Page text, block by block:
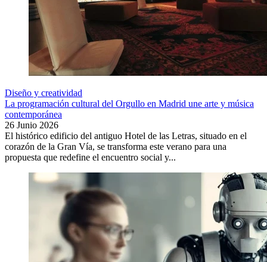
Diseño y creatividad
La programación cultural del Orgullo en Madrid une arte y música
contemporánea
26 Junio 2026
El histórico edificio del antiguo Hotel de las Letras, situado en el
corazón de la Gran Vía, se transforma este verano para una
propuesta que redefine el encuentro social y...